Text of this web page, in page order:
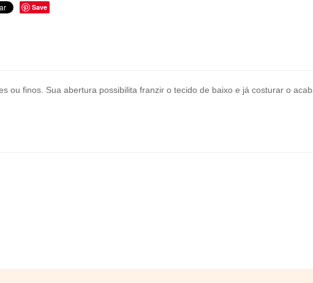
Save
ou finos. Sua abertura possibilita franzir o tecido de baixo e já costurar o